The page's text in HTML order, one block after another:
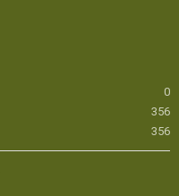
0
356
356